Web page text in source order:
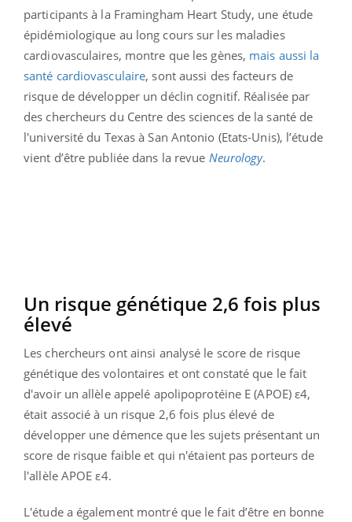
participants à la Framingham Heart Study, une étude
épidémiologique au long cours sur les maladies
cardiovasculaires, montre que les gènes, mais aussi la
santé cardiovasculaire, sont aussi des facteurs de
risque de développer un déclin cognitif. Réalisée par
des chercheurs du Centre des sciences de la santé de
l'université du Texas à San Antonio (Etats-Unis), l’étude
vient d’être publiée dans la revue Neurology.
Un risque génétique 2,6 fois plus
élevé
Les chercheurs ont ainsi analysé le score de risque
génétique des volontaires et ont constaté que le fait
d'avoir un allèle appelé apolipoprotéine E (APOE) ε4,
était associé à un risque 2,6 fois plus élevé de
développer une démence que les sujets présentant un
score de risque faible et qui n'étaient pas porteurs de
l'allèle APOE ε4.
L'étude a également montré que le fait d’être en bonne